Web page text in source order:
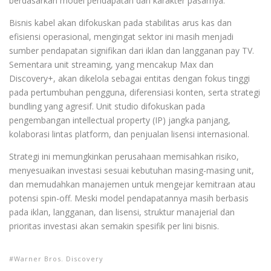
Bisnis kabel akan difokuskan pada stabilitas arus kas dan
efisiensi operasional, mengingat sektor ini masih menjadi
sumber pendapatan signifikan dari iklan dan langganan pay TV.
Sementara unit streaming, yang mencakup Max dan
Discovery+, akan dikelola sebagai entitas dengan fokus tinggi
pada pertumbuhan pengguna, diferensiasi konten, serta strategi
bundling yang agresif. Unit studio difokuskan pada
pengembangan intellectual property (IP) jangka panjang,
kolaborasi lintas platform, dan penjualan lisensi internasional.
Strategi ini memungkinkan perusahaan memisahkan risiko,
menyesuaikan investasi sesuai kebutuhan masing-masing unit,
dan memudahkan manajemen untuk mengejar kemitraan atau
potensi spin-off. Meski model pendapatannya masih berbasis
pada iklan, langganan, dan lisensi, struktur manajerial dan
prioritas investasi akan semakin spesifik per lini bisnis.
Warner Bros. Discovery